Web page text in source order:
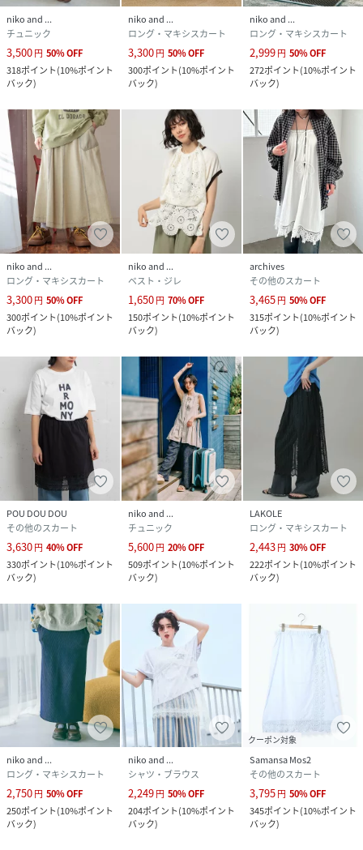
niko and ...
チュニック
3,500円 50%OFF
318ポイント(10%ポイント
バック)
niko and ...
ロング・マキシスカート
3,300円 50%OFF
300ポイント(10%ポイント
バック)
niko and ...
ロング・マキシスカート
2,999円 50%OFF
272ポイント(10%ポイント
バック)
niko and ...
ロング・マキシスカート
3,300円 50%OFF
300ポイント(10%ポイント
バック)
niko and ...
ベスト・ジレ
1,650円 70%OFF
150ポイント(10%ポイント
バック)
archives
その他のスカート
3,465円 50%OFF
315ポイント(10%ポイント
バック)
POU DOU DOU
その他のスカート
3,630円 40%OFF
330ポイント(10%ポイント
バック)
niko and ...
チュニック
5,600円 20%OFF
509ポイント(10%ポイント
バック)
LAKOLE
ロング・マキシスカート
2,443円 30%OFF
222ポイント(10%ポイント
バック)
niko and ...
ロング・マキシスカート
2,750円 50%OFF
250ポイント(10%ポイント
バック)
niko and ...
シャツ・ブラウス
2,249円 50%OFF
204ポイント(10%ポイント
バック)
クーポン対象
Samansa Mos2
その他のスカート
3,795円 50%OFF
345ポイント(10%ポイント
バック)